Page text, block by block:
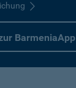
BarmeniaApp